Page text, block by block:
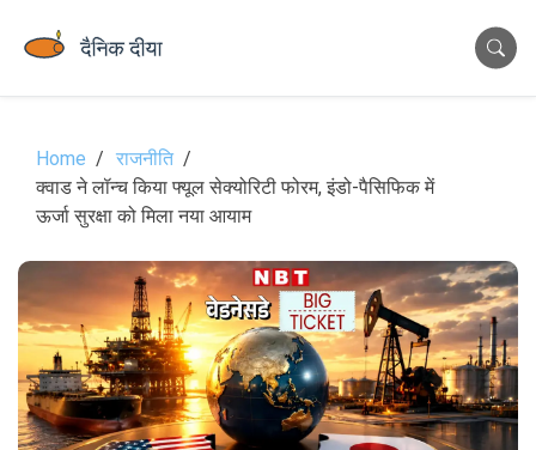
Home
राजनीति
क्वाड ने लॉन्च किया फ्यूल सेक्योरिटी फोरम, इंडो-पैसिफिक में
ऊर्जा सुरक्षा को मिला नया आयाम